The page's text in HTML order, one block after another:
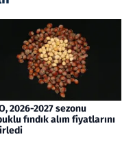
2026-2027 sezonu
fındık alım fiyatlarını